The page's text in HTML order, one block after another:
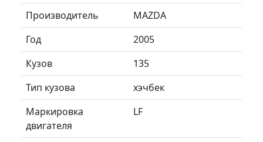
Производитель
MAZDA
Год
2005
Кузов
135
Тип кузова
хэчбек
Маркировка
двигателя
LF